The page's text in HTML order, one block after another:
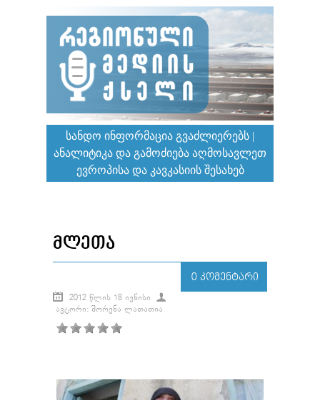
ᲡᲐᲜᲓᲝ ᲘᲜᲤᲝᲠᲛᲐᲪᲘᲐ ᲒᲕᲐᲫᲚᲘᲔᲠᲔᲑᲡ |
ᲐᲜᲐᲚᲘᲢᲘᲙᲐ ᲓᲐ ᲒᲐᲛᲝᲫᲘᲔᲑᲐ ᲐᲦᲛᲝᲡᲐᲕᲚᲔᲗ
ᲔᲕᲠᲝᲞᲘᲡᲐ ᲓᲐ ᲙᲐᲕᲙᲐᲡᲘᲘᲡ ᲨᲔᲡᲐᲮᲔᲑ
ᲛᲚᲔᲗᲐ
0 ᲙᲝᲛᲔᲜᲢᲐᲠᲘ
2012 ᲬᲚᲘᲡ 18 ᲘᲕᲜᲘᲡᲘ
ᲐᲕᲢᲝᲠᲘ: ᲨᲝᲠᲔᲜᲐ ᲚᲐᲗᲐᲗᲘᲐ